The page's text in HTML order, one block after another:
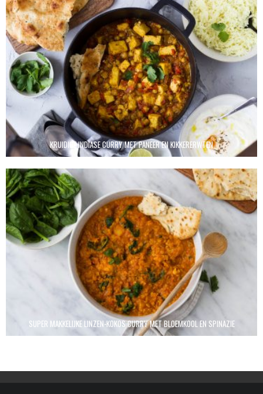
KRUIDIGE INDIASE CURRY MET PANEER EN KIKKERERWTEN
SUPER MAKKELIJKE LINZEN-KOKOS CURRY MET BLOEMKOOL EN SPINAZIE